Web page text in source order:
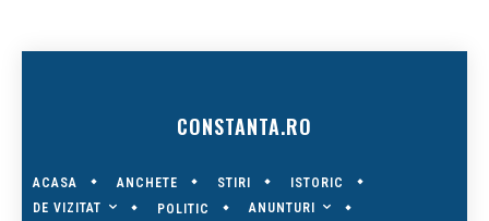
CONSTANTA.RO
ACASA ANCHETE STIRI
ISTORIC
DE VIZITAT
POLITIC
ANUNTURI